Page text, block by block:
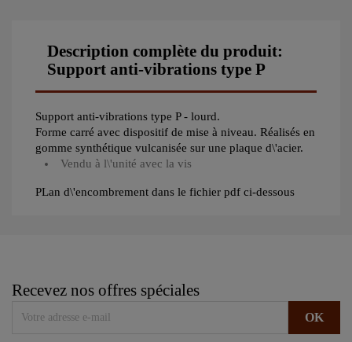
Description complète du produit:
Support anti-vibrations type P
Support anti-vibrations type P - lourd.
Forme carré avec dispositif de mise à niveau. Réalisés en
gomme synthétique vulcanisée sur une plaque d\'acier.
Vendu à l\'unité avec la vis
PLan d\'encombrement dans le fichier pdf ci-dessous
Recevez nos offres spéciales